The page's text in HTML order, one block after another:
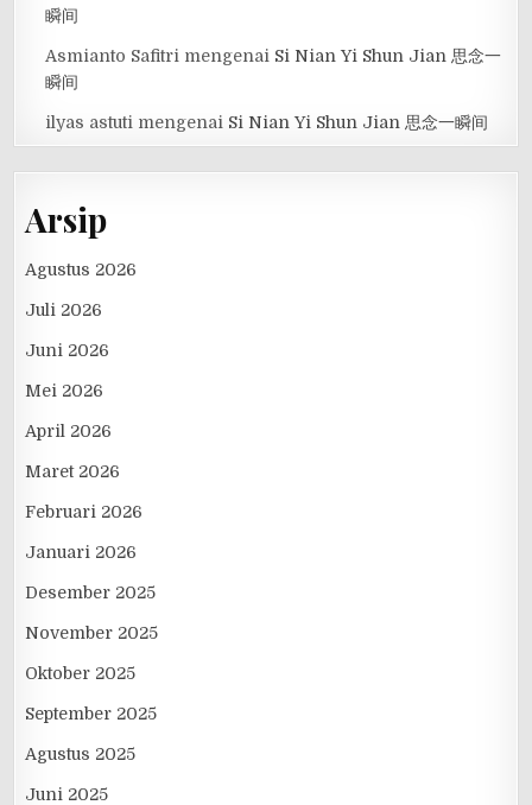
瞬间
Asmianto Safitri mengenai Si Nian Yi Shun Jian 思念一
瞬间
ilyas astuti mengenai Si Nian Yi Shun Jian 思念一瞬间
Arsip
Agustus 2026
Juli 2026
Juni 2026
Mei 2026
April 2026
Maret 2026
Februari 2026
Januari 2026
Desember 2025
November 2025
Oktober 2025
September 2025
Agustus 2025
Juni 2025